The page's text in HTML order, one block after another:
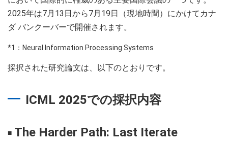
2025年は7月13日から7月19日（現地時間）にかけてカナ
ダ バンクーバーで開催されます。
*1：Neural Information Processing Systems
採択された研究論文は、以下のとおりです。
ICML 2025での採択内容
■ The Harder Path: Last Iterate